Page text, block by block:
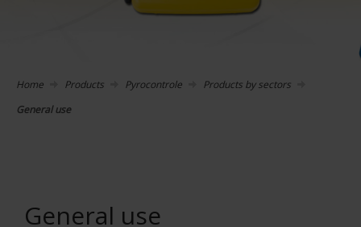
Home Products Pyrocontrole
Products by sectors
General use
General use